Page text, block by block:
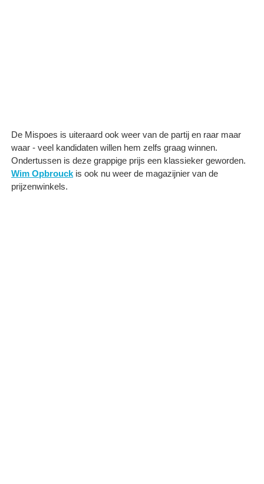
De Mispoes is uiteraard ook weer van de partij en raar maar
waar - veel kandidaten willen hem zelfs graag winnen.
Ondertussen is deze grappige prijs een klassieker geworden.
Wim Opbrouck is ook nu weer de magazijnier van de
prijzenwinkels.